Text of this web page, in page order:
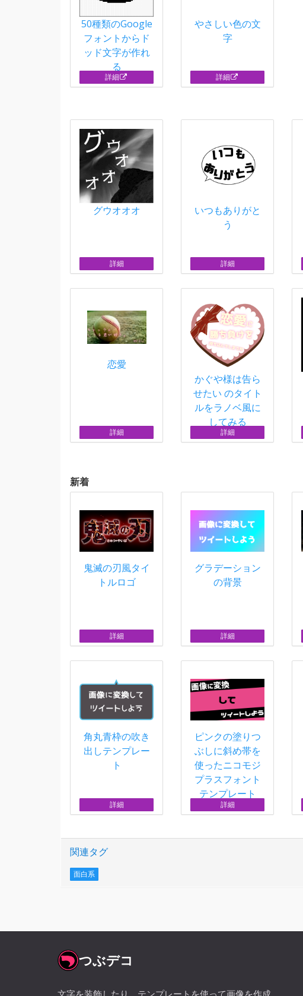
50種類のGoogle
フォントからド
ッド文字が作れ
る
詳細
やさしい色の文
字
詳細
グウオオオ
詳細
いつもありがと
う
詳細
恋愛
詳細
かぐや様は告ら
せたい のタイト
ルをラノベ風に
してみる
詳細
新着
鬼滅の刃風タイ
トルロゴ
詳細
グラデーション
の背景
詳細
角丸青枠の吹き
出しテンプレー
ト
詳細
ピンクの塗りつ
ぶしに斜め帯を
使ったニコモジ
プラスフォント
テンプレート
詳細
関連タグ
面白系
つぶデコ
文字を装飾したり、テンプレートを使って画像を作成